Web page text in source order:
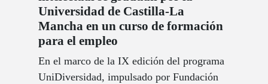
Universidad de Castilla-La
Mancha en un curso de formación
para el empleo
En el marco de la IX edición del programa
UniDiversidad, impulsado por Fundación